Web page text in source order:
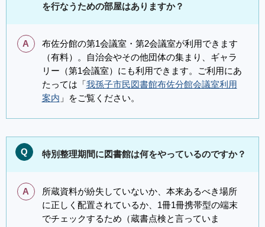
を行なうための部屋はありますか？
A
布佐分館の第1会議室・第2会議室が利用できます
（有料）。自治会やその他団体の集まり、ギャラ
リー（第1会議室）にも利用できます。ご利用にあ
たっては「 我孫子市民図書館布佐分館会議室利用
案内 」をご覧ください。
Q 特別整理期間に図書館は何をやっているのですか？
A
所蔵資料が紛失していないか、本来あるべき場所
に正しく配置されているか、1冊1冊携帯型の端末
でチェックするため（蔵書点検と言っていま